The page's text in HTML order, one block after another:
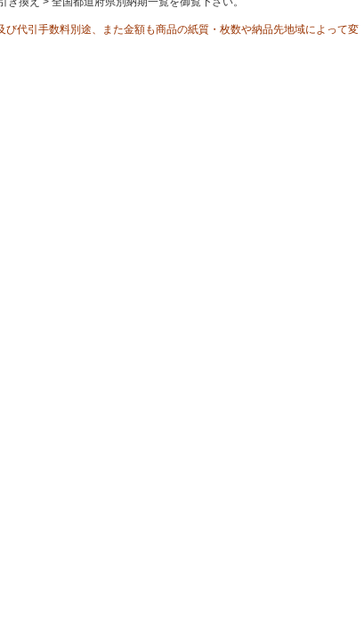
代引手数料別途、また金額も商品の紙質・枚数や納品先地域によって変